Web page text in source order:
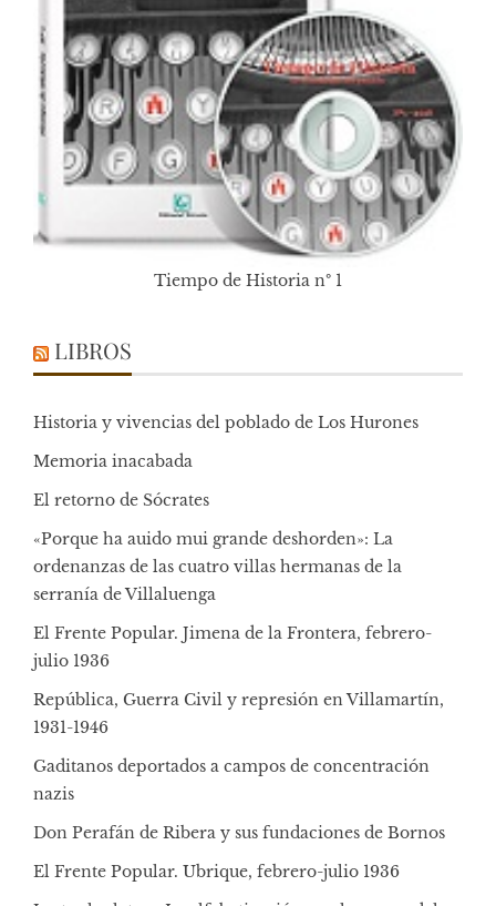
Tiempo de Historia nº 1
LIBROS
Historia y vivencias del poblado de Los Hurones
Memoria inacabada
El retorno de Sócrates
«Porque ha auido mui grande deshorden»: La
ordenanzas de las cuatro villas hermanas de la
serranía de Villaluenga
El Frente Popular. Jimena de la Frontera, febrero-
julio 1936
República, Guerra Civil y represión en Villamartín,
1931-1946
Gaditanos deportados a campos de concentración
nazis
Don Perafán de Ribera y sus fundaciones de Bornos
El Frente Popular. Ubrique, febrero-julio 1936